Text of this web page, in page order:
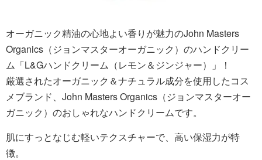
オーガニック精油の心地よい香りが魅力のJohn Masters
Organics（ジョンマスターオーガニック）のハンドクリー
ム「L&Gハンドクリーム（レモン＆ジンジャー）」！
厳選されたオーガニック＆ナチュラル成分を使用したコス
メブランド、John Masters Organics（ジョンマスターオー
ガニック）のおしゃれなハンドクリームです。
肌にすっとなじむ軽いテクスチャーで、高い保湿力が特
徴。